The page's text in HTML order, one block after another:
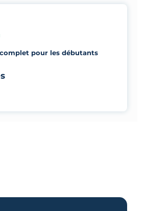
pour les débutants